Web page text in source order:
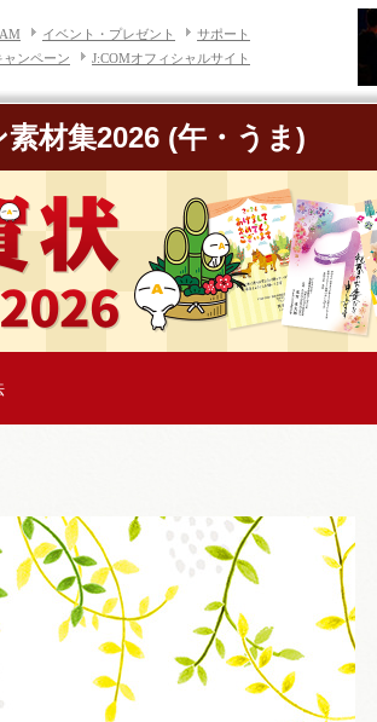
イベント・プレゼント
サポート
ャンペーン J:COMオフィシャルサイト
材集2026 (午・うま)